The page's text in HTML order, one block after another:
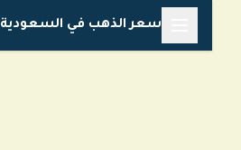
المحتوى
سعر الذهب في السعودية